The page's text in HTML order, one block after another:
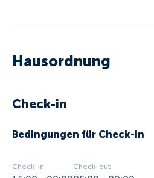
Hausordnung
Check-in
Bedingungen für Check-in
Check-in Check-out